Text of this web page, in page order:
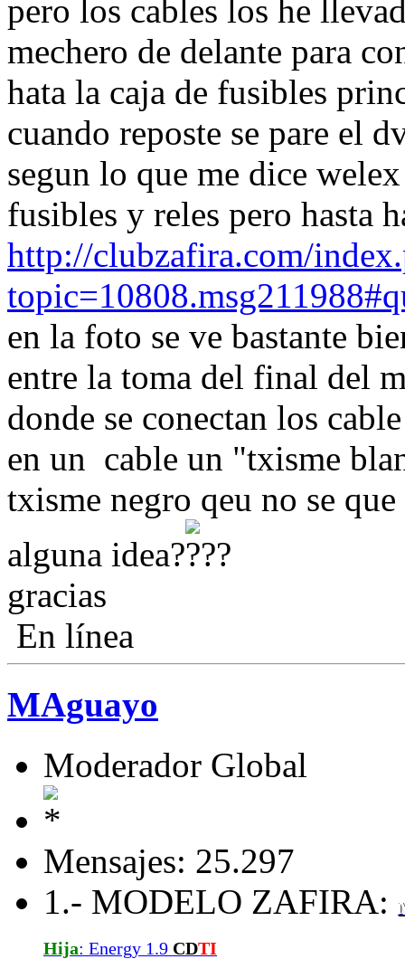
pero los cables los he
mechero de delante para
hata la caja de fusibles
cuando reposte se pare el
segun lo que me dice
fusibles y reles pero hasta
http://clubzafira.com/
en la foto se ve bastante
entre la toma del final del
donde se conectan los
en un cable un "txisme
txisme negro qeu no se
alguna idea?
gracias
En línea
MAguayo
Moderador Global
Mensajes: 25.297
1.- MODELO ZAFIRA:
Hija: Energy 1.9 CDTI